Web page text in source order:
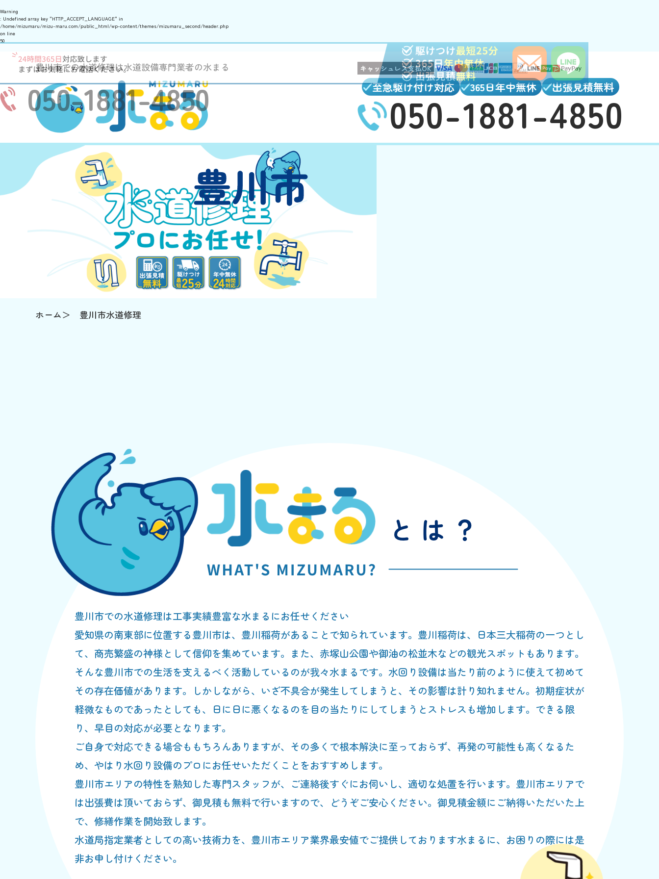
Warning
: Undefined array key "HTTP_ACCEPT_LANGUAGE" in
/home/mizumaru/mizu-maru.com/public_html/wp-content/themes/mizumaru_second/header.php
on line
50
豊川市での水道修理は水道設備専門業者の水まる キャッシュレス支払OK
至急駆け付け対応 365日年中無休 出張見積無料
050-1881-4850
豊川市
ホーム 豊川市水道修理
豊川市での水道修理は工事実績豊富な水まるにお任せください
愛知県の南東部に位置する豊川市は、豊川稲荷があることで知られています。豊川稲荷は、日本三大稲荷の一つとし
て、商売繁盛の神様として信仰を集めています。また、赤塚山公園や御油の松並木などの観光スポットもあります。
そんな豊川市での生活を支えるべく活動しているのが我々水まるです。水回り設備は当たり前のように使えて初めて
その存在価値があります。しかしながら、いざ不具合が発生してしまうと、その影響は計り知れません。初期症状が
軽微なものであったとしても、日に日に悪くなるのを目の当たりにしてしまうとストレスも増加します。できる限
り、早目の対応が必要となります。
ご自身で対応できる場合ももちろんありますが、その多くで根本解決に至っておらず、再発の可能性も高くなるた
め、やはり水回り設備のプロにお任せいただくことをおすすめします。
豊川市エリアの特性を熟知した専門スタッフが、ご連絡後すぐにお伺いし、適切な処置を行います。豊川市エリアで
は出張費は頂いておらず、御見積も無料で行いますので、どうぞご安心ください。御見積金額にご納得いただいた上
で、修繕作業を開始致します。
水道局指定業者としての高い技術力を、豊川市エリア業界最安値でご提供しております水まるに、お困りの際には是
非お申し付けください。
050-1881-4850